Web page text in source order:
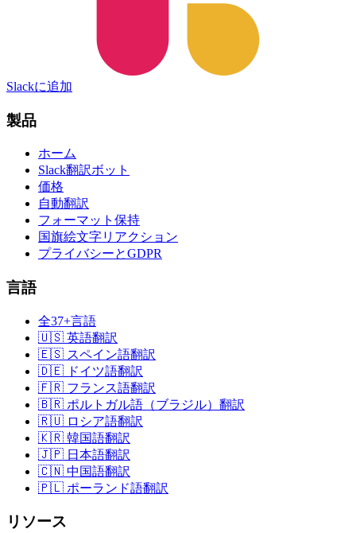
Slackに追加
製品
ホーム
Slack翻訳ボット
価格
自動翻訳
フォーマット保持
国旗絵文字リアクション
プライバシーとGDPR
言語
全37+言語
🇺🇸 英語翻訳
🇪🇸 スペイン語翻訳
🇩🇪 ドイツ語翻訳
🇫🇷 フランス語翻訳
🇧🇷 ポルトガル語（ブラジル）翻訳
🇷🇺 ロシア語翻訳
🇰🇷 韓国語翻訳
🇯🇵 日本語翻訳
🇨🇳 中国語翻訳
🇵🇱 ポーランド語翻訳
リソース